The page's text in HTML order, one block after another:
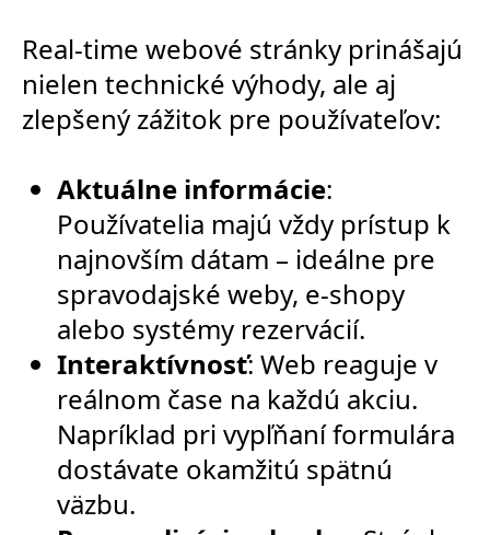
Real-time webové stránky prinášajú
nielen technické výhody, ale aj
zlepšený zážitok pre používateľov:
Aktuálne informácie:
Používatelia majú vždy prístup k
najnovším dátam – ideálne pre
spravodajské weby, e-shopy
alebo systémy rezervácií.
Interaktívnosť: Web reaguje v
reálnom čase na každú akciu.
Napríklad pri vypľňaní formulára
dostávate okamžitú spätnú
väzbu.